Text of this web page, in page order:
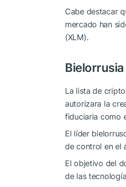
Cabe destacar
mercado han
(XLM).
La lista de
autorizara la
fiduciaria como
El líder
de control en el
El objetivo del
de las